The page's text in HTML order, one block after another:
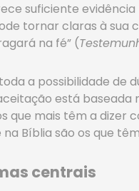
suficiente
tornar claras à
na fé” (
a possibilidade de
está
que mais têm a dizer
Bíblia são os que
centrais